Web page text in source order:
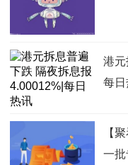
港元
每
【
一